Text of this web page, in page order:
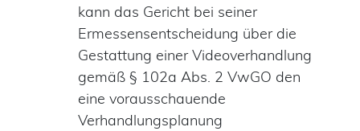
kann das Gericht bei seiner
Ermessensentscheidung über die
Gestattung einer Videoverhandlung
gemäß § 102a Abs. 2 VwGO den
eine vorausschauende
Verhandlungsplanung